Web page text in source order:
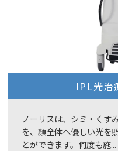
IPL光治
ノーリスは、シミ・くす
を、顔全体へ優しい光を
とができます。何度も施...